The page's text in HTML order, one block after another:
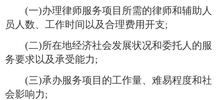
(一)办理律师服务项目所需的律师和辅助人
员人数、工作时间以及合理费用开支;
(二)所在地经济社会发展状况和委托人的服
务要求以及承受能力;
(三)承办服务项目的工作量、难易程度和社
会影响力;